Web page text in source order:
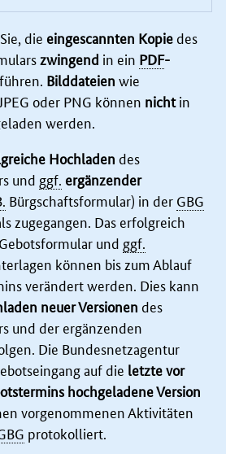
die eingescannten Kopiedes
zwingend in ein PDF-
Bilddateien wie
oder PNG können nichtin
werden.
Hochladen des
und ggf. ergänzender
Bürgschaftsformular) in der GBG
zugegangen. Das erfolgreich
und ggf.
können bis zum Ablauf
verändert werden. Dies kann
neuer Versionen des
und der ergänzenden
Die Bundesnetzagentur
auf die letzte vor
hochgeladene Version
vorgenommenen Aktivitäten
protokolliert.